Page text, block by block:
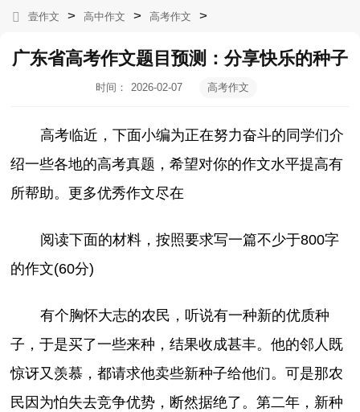
壹作文 > 高中作文 > 高考作文 >
广东省高考作文题目预测：分享快乐的种子
时间：
2026-02-07
高考作文
高考临近，下面小编为正在努力奋斗的同学们介
绍一些各地的高考真题，希望对你的作文水平提高有
所帮助。更多优秀作文尽在
阅读下面的材料，按照要求写一篇不少于800字
的作文(60分)
有个胸怀大志的农民，听说有一种新的优质种
子，于是买了一些来种，结果收成甚丰。他的邻人既
惊讶又羡慕，都请求他卖些新种子给他们。可是那农
民因为怕失去竞争优势，断然据绝了。第二年，新种